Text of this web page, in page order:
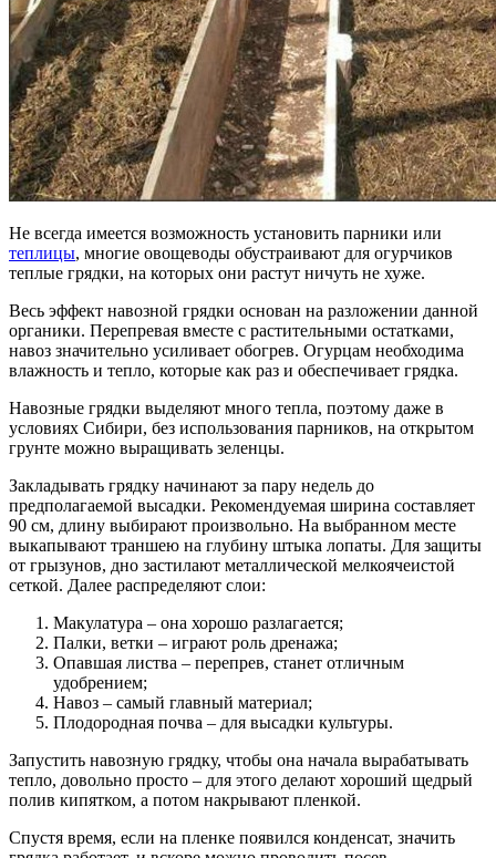
Не всегда имеется возможность установить парники или
теплицы, многие овощеводы обустраивают для огурчиков
теплые грядки, на которых они растут ничуть не хуже.
Весь эффект навозной грядки основан на разложении данной
органики. Перепревая вместе с растительными остатками,
навоз значительно усиливает обогрев. Огурцам необходима
влажность и тепло, которые как раз и обеспечивает грядка.
Навозные грядки выделяют много тепла, поэтому даже в
условиях Сибири, без использования парников, на открытом
грунте можно выращивать зеленцы.
Закладывать грядку начинают за пару недель до
предполагаемой высадки. Рекомендуемая ширина составляет
90 см, длину выбирают произвольно. На выбранном месте
выкапывают траншею на глубину штыка лопаты. Для защиты
от грызунов, дно застилают металлической мелкоячеистой
сеткой. Далее распределяют слои:
Макулатура – она хорошо разлагается;
Палки, ветки – играют роль дренажа;
Опавшая листва – перепрев, станет отличным
удобрением;
Навоз – самый главный материал;
Плодородная почва – для высадки культуры.
Запустить навозную грядку, чтобы она начала вырабатывать
тепло, довольно просто – для этого делают хороший щедрый
полив кипятком, а потом накрывают пленкой.
Спустя время, если на пленке появился конденсат, значить